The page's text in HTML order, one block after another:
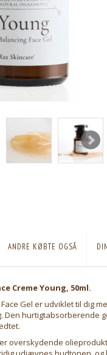
ANDRE KØBTE OGSÅ
Creme Young, 50ml.
Face Gel er udviklet til dig
Den hurtigtabsorberende
overskydende